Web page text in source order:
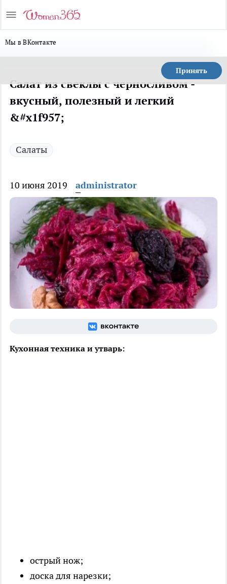
Мы в ВКонтакте
Принять
Салат из свеклы с черносливом -
вкусный, полезный и легкий
&#x1f957;
Салаты
10 июня 2019 administrator
Кухонная техника и утварь:
острый нож;
доска для нарезки;